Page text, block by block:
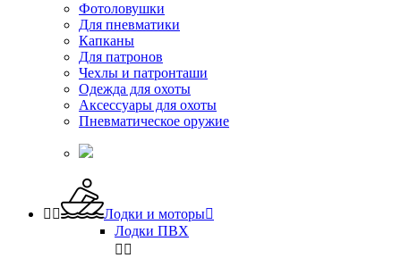
Фотоловушки
Для пневматики
Капканы
Для патронов
Чехлы и патронташи
Одежда для охоты
Аксессуары для охоты
Пневматическое оружие
  Лодки и моторы
Лодки ПВХ
 